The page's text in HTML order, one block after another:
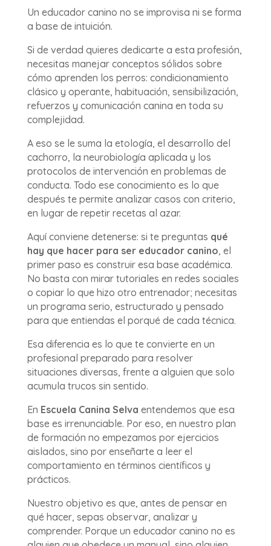
Un educador canino no se improvisa ni se forma
a base de intuición.
Si de verdad quieres dedicarte a esta profesión,
necesitas manejar conceptos sólidos sobre
cómo aprenden los perros: condicionamiento
clásico y operante, habituación, sensibilización,
refuerzos y comunicación canina en toda su
complejidad.
A eso se le suma la etología, el desarrollo del
cachorro, la neurobiología aplicada y los
protocolos de intervención en problemas de
conducta. Todo ese conocimiento es lo que
después te permite analizar casos con criterio,
en lugar de repetir recetas al azar.
Aquí conviene detenerse: si te preguntas qué
hay que hacer para ser educador canino, el
primer paso es construir esa base académica.
No basta con mirar tutoriales en redes sociales
o copiar lo que hizo otro entrenador; necesitas
un programa serio, estructurado y pensado
para que entiendas el porqué de cada técnica.
Esa diferencia es lo que te convierte en un
profesional preparado para resolver
situaciones diversas, frente a alguien que solo
acumula trucos sin sentido.
En Escuela Canina Selva entendemos que esa
base es irrenunciable. Por eso, en nuestro plan
de formación no empezamos por ejercicios
aislados, sino por enseñarte a leer el
comportamiento en términos científicos y
prácticos.
Nuestro objetivo es que, antes de pensar en
qué hacer, sepas observar, analizar y
comprender. Porque un educador canino no es